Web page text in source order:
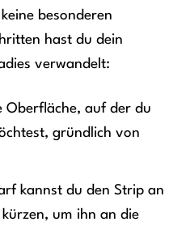
besonderen
hast du dein
verwandelt:
Oberfläche, auf der du
gründlich von
kannst du den Strip an
um ihn an die